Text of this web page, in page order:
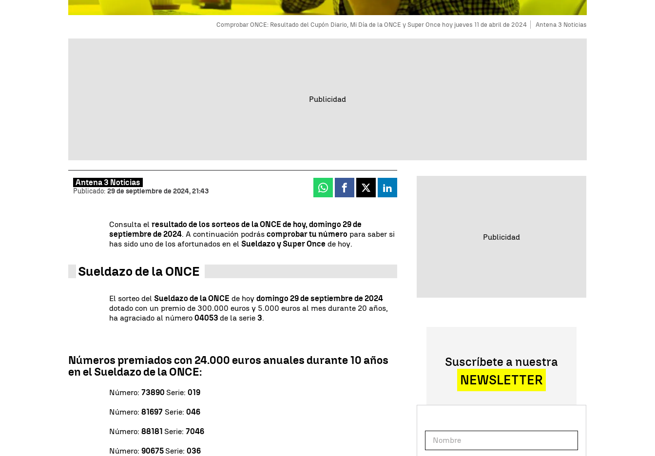
Comprobar ONCE: Resultado del Cupón Diario, Mi Día de la ONCE y Super Once hoy jueves 11 de abril de 2024 Antena 3 Noticias
Antena 3 Noticias
Publicado: 29 de septiembre de 2024, 21:43 Whatsapp
Facebook
X Linkedin
Consulta elresultado de los sorteos de la ONCE de hoy, domingo 29 de
septiembre de 2024. A continuación podráscomprobar tu número para saber si
has sido uno de los afortunados en elSueldazo y Super Once de hoy.
Sueldazo de la ONCE
El sorteo delSueldazo de la ONCE de hoydomingo 29 de septiembre de 2024
dotado con un premio de 300.000 euros y 5.000 euros al mes durante 20 años,
ha agraciado al número04053de la serie 3.
Números premiados con 24.000 euros anuales durante 10 años
en el Sueldazo de la ONCE:
Número:73890 Serie:019
Número:81697 Serie:046
Número:88181 Serie:7046
Número:90675 Serie:036
Suscríbete a nuestra
NEWSLETTER